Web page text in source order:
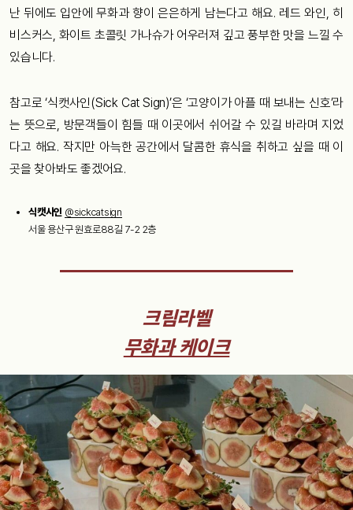
난 뒤에도 입안에 무화과 향이 은은하게 남는다고 해요. 레드 와인, 히
비스커스, 화이트 초콜릿 가나슈가 어우러져 깊고 풍부한 맛을 느낄 수
있습니다.
참고로 ‘식캣사인(Sick Cat Sign)’은 ‘고양이가 아플 때 보내는 신호’라
는 뜻으로, 방문객들이 힘들 때 이곳에서 쉬어갈 수 있길 바라며 지었
다고 해요. 작지만 아늑한 공간에서 달콤한 휴식을 취하고 싶을 때 이
곳을 찾아봐도 좋겠어요.
식캣사인 @sickcatsign
서울 용산구 원효로88길 7-2 2층
크림라벨
무화과 케이크